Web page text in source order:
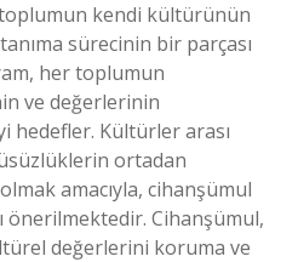
kendi kültürünün
sürecinin bir parçası
her toplumun
ve değerlerinin
hedefler. Kültürler arası
ortadan
olmak amacıyla, cihanşümul
önerilmektedir. Cihanşümul,
değerlerini koruma ve